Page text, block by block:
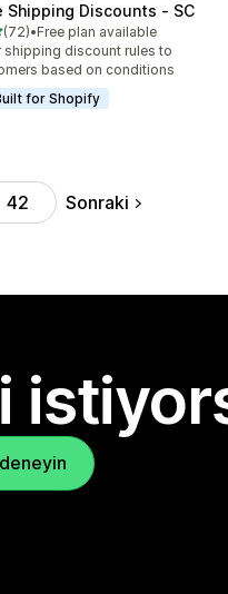
Shipping Discounts ‑ SC
üzerinden
(72)72 değerlendirme
•Free plan available
shipping discount rules to
based on conditions
for Shopify
42 Sonraki